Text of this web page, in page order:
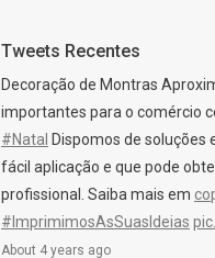
Tweets Recentes
Decoração de Montras
importantes para o comércio
#Natal Dispomos de soluções
fácil aplicação e que pode
profissional. Saiba mais em
#ImprimimosAsSuasIdeias
About 4 years ago